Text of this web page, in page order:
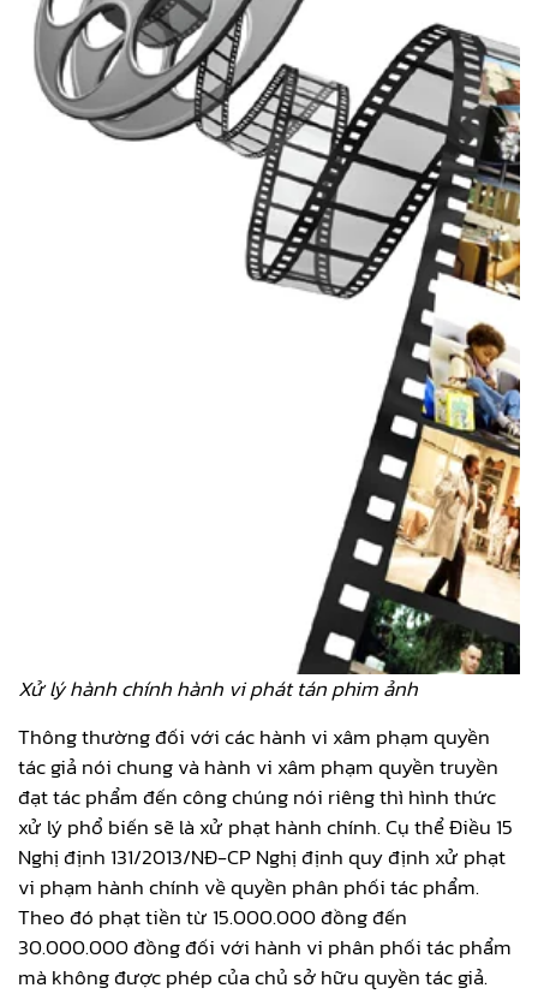
Xử lý hành chính hành vi phát tán phim ảnh
Thông thường đối với các hành vi xâm phạm quyền
tác giả nói chung và hành vi xâm phạm quyền truyền
đạt tác phẩm đến công chúng nói riêng thì hình thức
xử lý phổ biến sẽ là xử phạt hành chính. Cụ thể Điều 15
Nghị định 131/2013/NĐ-CP Nghị định quy định xử phạt
vi phạm hành chính về quyền phân phối tác phẩm.
Theo đó phạt tiền từ 15.000.000 đồng đến
30.000.000 đồng đối với hành vi phân phối tác phẩm
mà không được phép của chủ sở hữu quyền tác giả.